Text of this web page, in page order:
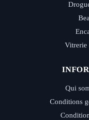
Qui
Conditions